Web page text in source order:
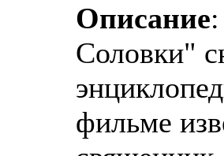
Описание
Соловки"
фильме